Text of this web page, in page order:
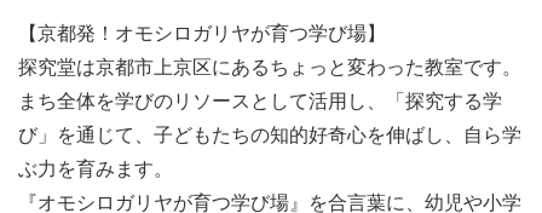
自由遊びの時間を設定しているのには理由があります。
それは、思い切り遊ぶことで子どもたちのエネルギーが充
電され、その直後の真剣な学びの時間において、溜まった
エネルギーが一気に発揮されるような場面を私が何度も体
験してきたからです。
【京都発！オモシロガリヤが育つ学び場】
探究堂は京都市上京区にあるちょっと変わった教室です。
まち全体を学びのリソースとして活用し、「探究する学
び」を通じて、子どもたちの知的好奇心を伸ばし、自ら学
ぶ力を育みます。
『オモシロガリヤが育つ学び場』を合言葉に、幼児や小学